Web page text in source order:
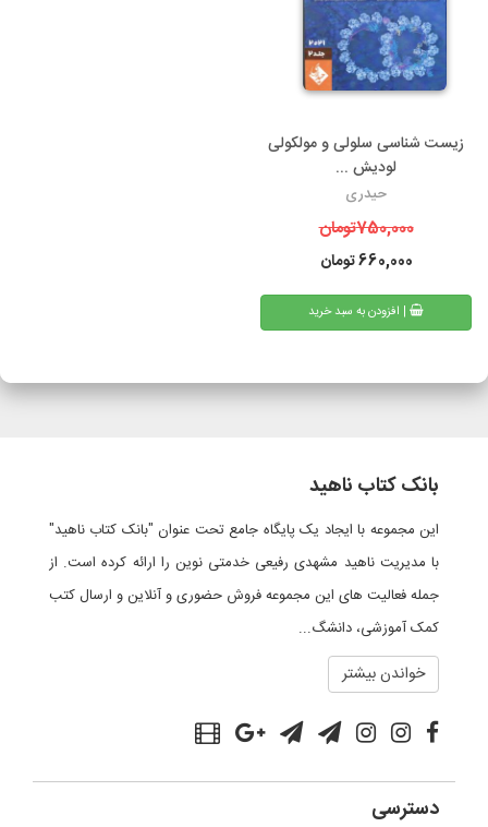
زیست شناسی سلولی و مولکولی
لودیش ...
حیدری
750,000تومان
660,000تومان
| افزودن به سبد خرید
بانک کتاب ناهید
این مجموعه با ایجاد یک پایگاه جامع تحت عنوان "بانک کتاب ناهید"
با مدیریت ناهید مشهدی رفیعی خدمتی نوین را ارائه کرده است. از
جمله فعالیت های این مجموعه فروش حضوری و آنلاین و ارسال کتب
کمک آموزشی، دانشگ...
خواندن بیشتر
دسترسی